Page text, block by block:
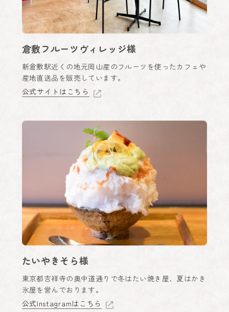
倉敷フルーツヴィレッジ様
新倉敷駅近くの地元岡山産のフルーツを使ったカフェや
産地直送品を販売しています。
公式サイトはこちら
たいやきそら様
東京都吉祥寺の奥中道通りで冬はたい焼き屋、夏はかき
氷屋を営んでおります。
公式Instagramはこちら